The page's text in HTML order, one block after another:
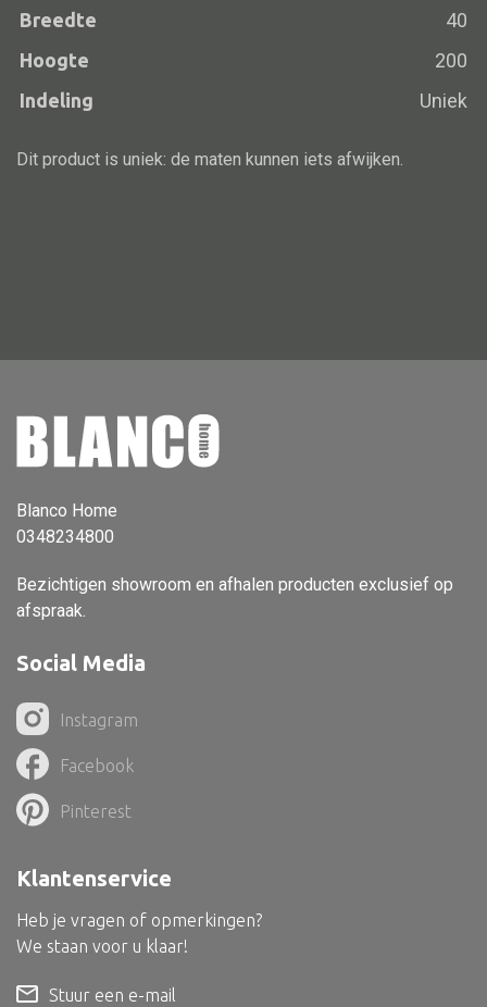
Alle lampen
Tafellamp
Vaas
Object
Pot
Dienblad
Mand
Roomdevider
Deco overig
Kussen
Breedte 40
Hoogte 200
Indeling Uniek
Dit product is uniek: de maten kunnen iets afwijken.
Blanco Home
0348234800
Bezichtigen showroom en afhalen producten exclusief op
afspraak.
Social Media
Instagram
Facebook
Pinterest
Klantenservice
Heb je vragen of opmerkingen?
We staan voor u klaar!
Stuur een e-mail